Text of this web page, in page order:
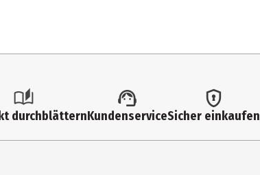
Funko Others
durchblätternKundenserviceSicher einkaufen